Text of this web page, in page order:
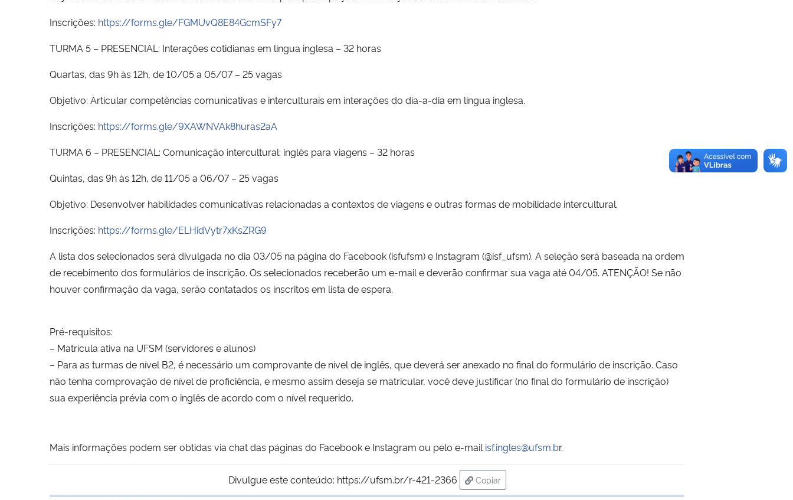
Inscrições: https://forms.gle/FGMUvQ8E84GcmSFy7
TURMA 5 – PRESENCIAL: Interações cotidianas em língua inglesa – 32 horas
Quartas, das 9h às 12h, de 10/05 a 05/07 – 25 vagas
Objetivo: Articular competências comunicativas e interculturais em interações do dia-a-dia em língua inglesa.
Inscrições: https://forms.gle/9XAWNVAk8huras2aA
TURMA 6 – PRESENCIAL: Comunicação intercultural: inglês para viagens – 32 horas
Quintas, das 9h às 12h, de 11/05 a 06/07 – 25 vagas
Objetivo: Desenvolver habilidades comunicativas relacionadas a contextos de viagens e outras formas de mobilidade intercultural.
Inscrições: https://forms.gle/ELHidVytr7xKsZRG9
A lista dos selecionados será divulgada no dia 03/05 na página do Facebook (isfufsm) e Instagram (@isf_ufsm). A seleção será baseada na ordem
de recebimento dos formulários de inscrição. Os selecionados receberão um e-mail e deverão confirmar sua vaga até 04/05. ATENÇÃO! Se não
houver confirmação da vaga, serão contatados os inscritos em lista de espera.
Pré-requisitos:
– Matrícula ativa na UFSM (servidores e alunos)
– Para as turmas de nível B2, é necessário um comprovante de nível de inglês, que deverá ser anexado no final do formulário de inscrição. Caso
não tenha comprovação de nível de proficiência, e mesmo assim deseja se matricular, você deve justificar (no final do formulário de inscrição)
sua experiência prévia com o inglês de acordo com o nível requerido.
Mais informações podem ser obtidas via chat das páginas do Facebook e Instagram ou pelo e-mail isf.ingles@ufsm.br.
Divulgue este conteúdo: https://ufsm.br/r-421-2366
Copiar
para área de transferência